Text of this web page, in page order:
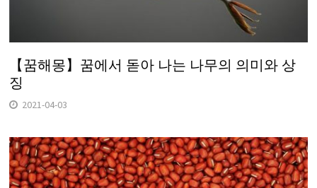
【꿈해몽】꿈에서 돋아 나는 나무의 의미와 상
징
2021-04-03